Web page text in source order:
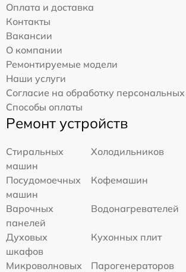
Оплата и доставка
Контакты
Вакансии
О компании
Ремонтируемые модели
Наши услуги
Согласие на обработку
Способы оплаты
Ремонт устройств
Стиральных
машин
Холодильников
Посудомоечных
машин
Кофемашин
Варочных
панелей
Водонагревателей
Духовых
шкафов
Кухонных плит
Микроволновых
Парогенераторов